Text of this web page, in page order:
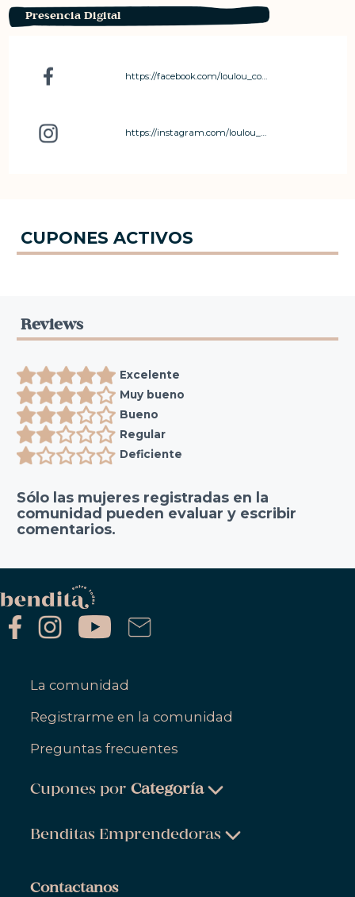
Presencia Digital
https://instagram.com/loulou_costarica?utm_medium=copy_link
Reviews
Excelente
Muy bueno
Bueno
Regular
Deficiente
Sólo las mujeres registradas en la
comunidad pueden evaluar y escribir
comentarios.
CUPONES ACTIVOS
La comunidad
Registrarme en la comunidad
Preguntas frecuentes
Cupones porCategoría
Salud & Bienestar
Benditas Emprendedoras
Contactanos